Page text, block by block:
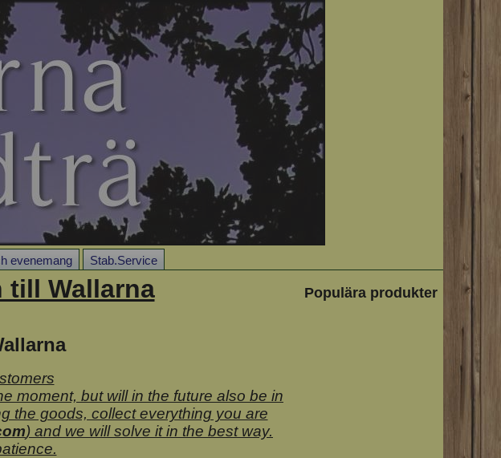
evenemang Stab.Service
Populära produkter
till Wallarna
moment, but will in the future also be in
the goods, collect everything you are
) and we will solve it in the best way.